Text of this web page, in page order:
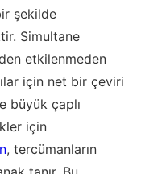
şekilde
Simultane
etkilenmeden
için net bir çeviri
büyük çaplı
için
, tercümanların